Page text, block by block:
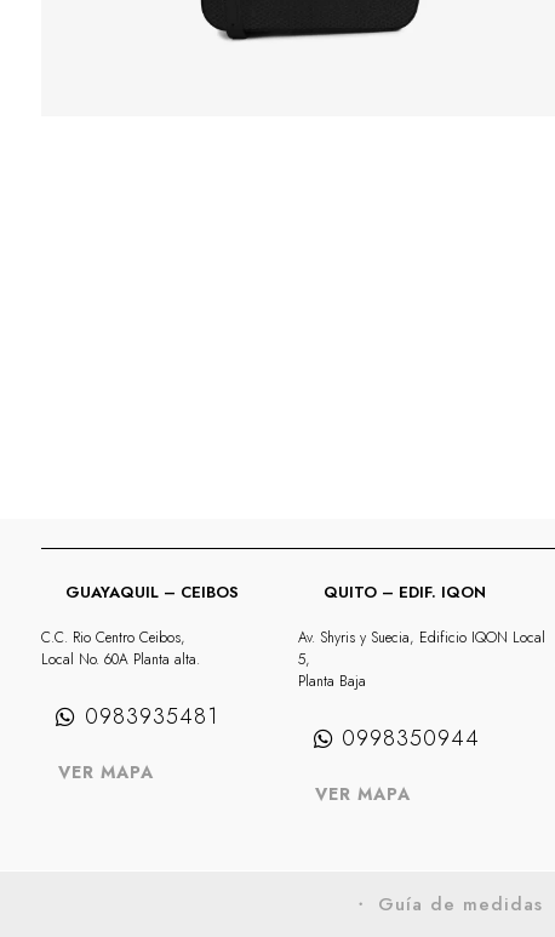
GUAYAQUIL – CEIBOS
C.C. Rio Centro Ceibos,
Local No. 60A Planta alta.
0983935481
VER MAPA
QUITO – EDIF. IQON
Av. Shyris y Suecia, Edificio IQON Local
5,
Planta Baja
0998350944
VER MAPA
・ Guía de medidas